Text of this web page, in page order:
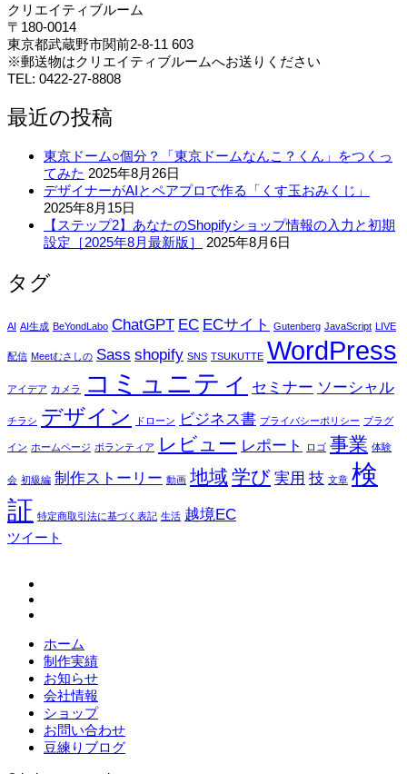
クリエイティブルーム
〒180-0014
東京都武蔵野市関前2-8-11 603
※郵送物はクリエイティブルームへお送りください
TEL: 0422-27-8808
最近の投稿
東京ドーム○個分？「東京ドームなんこ？くん」をつくっ
てみた 2025年8月26日
デザイナーがAIとペアプロで作る「くす玉おみくじ」
2025年8月15日
【ステップ2】あなたのShopifyショップ情報の入力と初期
設定［2025年8月最新版］
2025年8月6日
タグ
AI AI生成 BeYondLabo ChatGPT EC ECサイト Gutenberg JavaScript LIVE
配信 Meetむさしの Sass shopify SNS TSUKUTTE WordPress
アイデア カメラ コミュニティ セミナー ソーシャル
チラシ デザイン ドローン ビジネス書 プライバシーポリシー プラグ
イン ホームページ ボランティア レビュー レポート ロゴ 事業 体験
会 初級編 制作ストーリー 動画 地域 学び 実用 技 文章 検
証 特定商取引法に基づく表記 生活 越境EC
ツイート
ホーム
制作実績
お知らせ
会社情報
ショップ
お問い合わせ
豆練りブログ